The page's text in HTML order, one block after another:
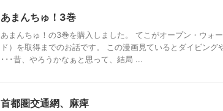
あまんちゅ！3巻
あまんちゅ！の3巻を購入しました。 てこがオープン・ウォ
ド）を取得までのお話です。 この漫画見ているとダイビング
･･･昔、やろうかなぁと思って、結局 ...
首都圏交通網、麻痺